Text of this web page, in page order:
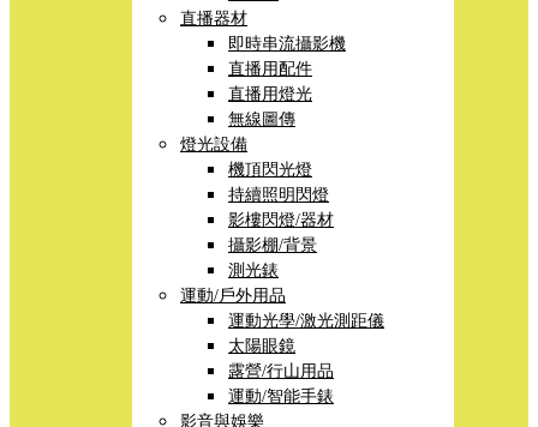
直播器材
即時串流攝影機
直播用配件
直播用燈光
無線圖傳
燈光設備
機頂閃光燈
持續照明閃燈
影樓閃燈/器材
攝影棚/背景
測光錶
運動/戶外用品
運動光學/激光測距儀
太陽眼鏡
露營/行山用品
運動/智能手錶
影音與娛樂